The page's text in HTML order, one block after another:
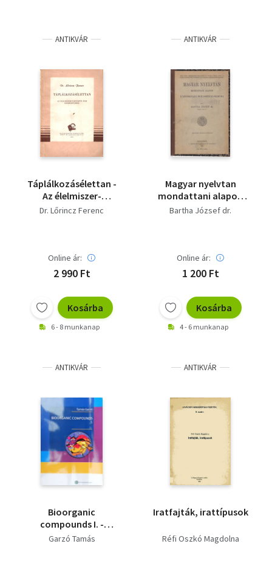
ANTIKVÁR
Táplálkozásélettan -
Az élelmiszer-
tartósító ipar
Dr. Lőrincz Ferenc
Online ár:
2 990 Ft
Kosárba
6 - 8 munkanap
ANTIKVÁR
Magyar nyelvtan
mondattani alapon
középiskolák I.és
Bartha József dr.
Online ár:
1 200 Ft
Kosárba
4 - 6 munkanap
ANTIKVÁR
Bioorganic
compounds I. -
Bioorganikus
Garzó Tamás
ANTIKVÁR
Iratfajták, irattípusok
Réfi Oszkó Magdolna